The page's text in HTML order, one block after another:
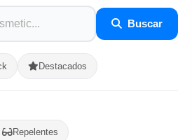
Buscar
Destacados
Repelentes
acogedores o regalar algo
espacio